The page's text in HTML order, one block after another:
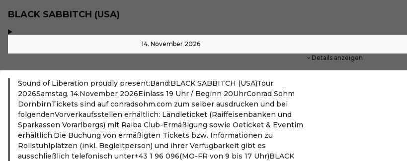
BLACK SABBITCH (USA)
14. November 2026
Details anzeigen
Sound of Liberation proudly present:Band:BLACK SABBITCH (USA)Tour
2026Samstag, 14.November 2026Einlass 19 Uhr / Beginn 20UhrConrad Sohm
DornbirnTickets sind auf conradsohm.com zum selber ausdrucken und bei
folgendenVorverkaufsstellen erhältlich: Ländleticket (Raiffeisenbanken und
Sparkassen Vorarlbergs) mit Raiba Club-Ermäßigung sowie Oeticket & Eventim
erhältlich.Die Buchung von ermäßigten Tickets bzw. Informationen zu
Rollstuhlplätzen (inkl. Begleitperson) und ihrer Verfügbarkeit gibt es
ausschließlich telefonisch unter+43 1 96 096(MO-FR von 9 bis 17 Uhr)BLACK